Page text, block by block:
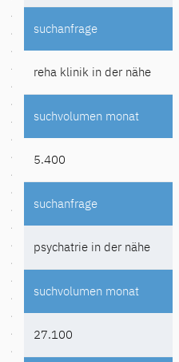
reha klinik in der nähe
5.400
psychatrie in der nähe
27.100